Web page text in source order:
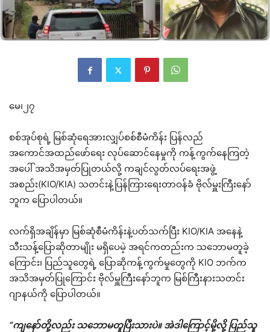
မေ၊၂၇
စစ်အုပ်စုရဲ့ မြစ်ဆုံရေအားလျှပ်စစ်စီမံကိန်း ပြန်လည်
အကောင်အထည်ဖော်ရေး လုပ်ဆောင်နေမှုကို ကန့်ကွက်နေကြတဲ့
အပေါ် အသိအမှတ်ပြုတယ်လို့ ကချင်လွတ်လပ်ရေးအဖွဲ့
အစည်း(KIO/KIA) သတင်းနဲ့ပြန်ကြားရေးတာဝန်ခံ ဗိုလ်မှူးကြီးနော်
ဘူက ပြောပါတယ်။
လက်ရှိအချိန်မှာ မြစ်ဆုံစီမံကိန်းနဲ့ပတ်သက်ပြီး KIO/KIA အနေနဲ့
သီးသန့်ပြောဆိုတာမျိုး မရှိပေမဲ့ အရင်ကတည်းက သဘောမတူခဲ့
ကြောင်း၊ ပြည်သူတွေရဲ့ ပြောဆိုကန့်ကွက်မှုတွေကို KIO ဘက်က
အသိအမှတ်ပြုကြောင်း ဗိုလ်မှူကြီးနော်ဘူက မြစ်ကြီးနားသတင်း
ဂျာနယ်ကို ပြောပါတယ်။
“ကျနော်တို့လည်း သဘောမတူပြီးသားပဲ။ အဲဒါကြောင့်မို့လို့ ပြည်သူ